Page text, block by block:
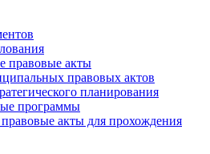
правовые акты
правовых актов
планирования
программы
акты для прохождения